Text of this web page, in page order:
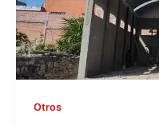
Otros